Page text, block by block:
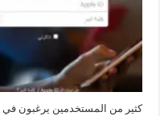
كثير من المستخدمين يرغبون في